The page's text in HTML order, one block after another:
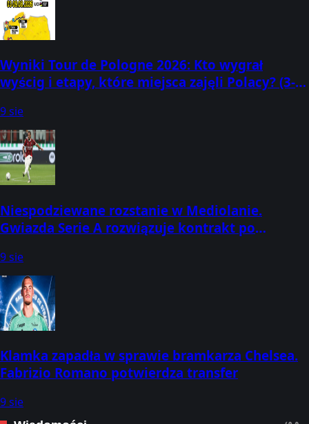
Wyniki Tour de Pologne 2026: Kto wygrał
wyścig i etapy, które miejsca zajęli Polacy? (3-9
9 sie
Niespodziewane rozstanie w Mediolanie.
Gwiazda Serie A rozwiązuje kontrakt po
9 sie
Klamka zapadła w sprawie bramkarza Chelsea.
Fabrizio Romano potwierdza transfer
9 sie